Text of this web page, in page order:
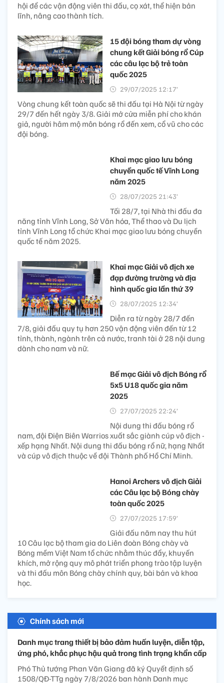
hội để các vận động viên thi đấu, cọ xát, thể hiện bản
lĩnh, nâng cao thành tích.
15 đội bóng tham dự vòng
chung kết Giải bóng rổ Cúp
các câu lạc bộ trẻ toàn
quốc 2025
29/07/2025 12:17’
Vòng chung kết toàn quốc sẽ thi đấu tại Hà Nội từ ngày
29/7 đến hết ngày 3/8. Giải mở cửa miễn phí cho khán
giả, người hâm mộ môn bóng rổ đến xem, cổ vũ cho các
đội bóng.
Khai mạc giao lưu bóng
chuyền quốc tế Vĩnh Long
năm 2025
28/07/2025 21:43’
Tối 28/7, tại Nhà thi đấu đa
năng tỉnh Vĩnh Long, Sở Văn hóa, Thể thao và Du lịch
tỉnh Vĩnh Long tổ chức Khai mạc giao lưu bóng chuyền
quốc tế năm 2025.
Khai mạc Giải vô địch xe
đạp đường trường và địa
hình quốc gia lần thứ 39
28/07/2025 12:34’
Diễn ra từ ngày 28/7 đến
7/8, giải đấu quy tụ hơn 250 vận động viên đến từ 12
tỉnh, thành, ngành trên cả nước, tranh tài ở 28 nội dung
dành cho nam và nữ.
Bế mạc Giải vô địch Bóng rổ
5x5 U18 quốc gia năm
2025
27/07/2025 22:24’
Nội dung thi đấu bóng rổ
nam, đội Điện Biên Warrios xuất sắc giành cúp vô địch -
xếp hạng Nhất. Nội dung thi đấu bóng rổ nữ, hạng Nhất
và cúp vô địch thuộc về đội Thành phố Hồ Chí Minh.
Hanoi Archers vô địch Giải
các Câu lạc bộ Bóng chày
toàn quốc 2025
27/07/2025 17:59’
Giải đấu năm nay thu hút
10 Câu lạc bộ tham gia do Liên đoàn Bóng chày và
Bóng mềm Việt Nam tổ chức nhằm thúc đẩy, khuyến
khích, mở rộng quy mô phát triển phong trào tập luyện
và thi đấu môn Bóng chày chính quy, bài bản và khoa
học.
Chính sách mới
Danh mục trang thiết bị bảo đảm huấn luyện, diễn tập,
ứng phó, khắc phục hậu quả trong tình trạng khẩn cấp
Phó Thủ tướng Phan Văn Giang đã ký Quyết định số
1508/QĐ-TTg ngày 7/8/2026 ban hành Danh mục